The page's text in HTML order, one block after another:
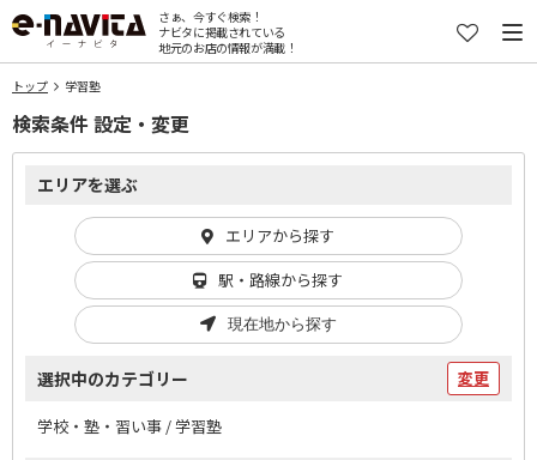
さぁ、今すぐ検索！
ナビタに掲載されている
地元のお店の情報が満載！
トップ 学習塾
検索条件 設定・変更
エリアを選ぶ
エリアから探す
駅・路線から探す
現在地から探す
選択中のカテゴリー 変更
学校・塾・習い事 / 学習塾